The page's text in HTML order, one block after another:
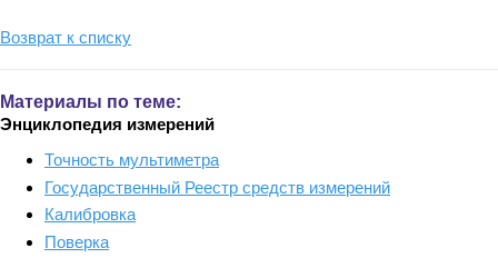
Возврат к списку
Материалы по теме:
Энциклопедия измерений
Точность мультиметра
Государственный Реестр средств измерений
Калибровка
Поверка